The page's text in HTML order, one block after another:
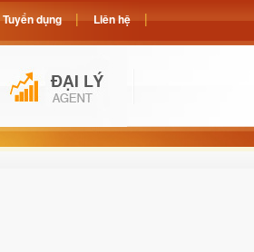
Tuyển dụng Liên hệ